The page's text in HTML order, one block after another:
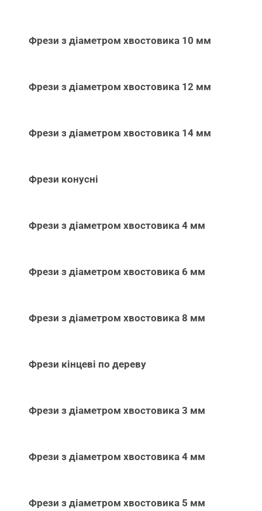
Фрези з діаметром хвостовика 10 мм
Фрези з діаметром хвостовика 12 мм
Фрези з діаметром хвостовика 14 мм
Фрези конусні
Фрези з діаметром хвостовика 4 мм
Фрези з діаметром хвостовика 6 мм
Фрези з діаметром хвостовика 8 мм
Фрези кінцеві по дереву
Фрези з діаметром хвостовика 3 мм
Фрези з діаметром хвостовика 4 мм
Фрези з діаметром хвостовика 5 мм